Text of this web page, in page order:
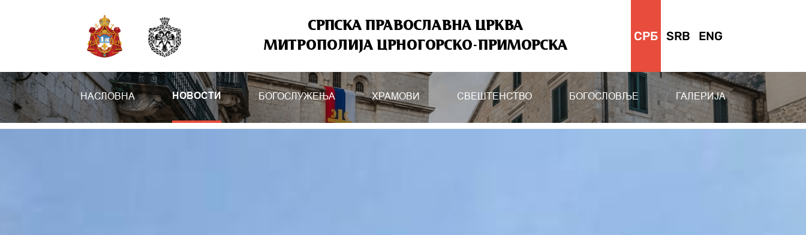
СРПСКА ПРАВОСЛАВНА ЦРКВА
МИТРОПОЛИЈА ЦРНОГОРСКО-ПРИМОРСКА
СРБ SRB ENG
НАСЛОВНА НОВОСТИ БОГОСЛУЖЕЊА ХРАМОВИ СВЕШТЕНСТВО БОГОСЛОВЉЕ ГАЛЕРИЈА